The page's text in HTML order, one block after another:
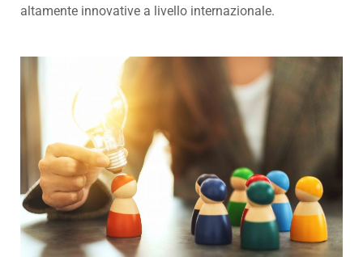
altamente innovative a livello internazionale.